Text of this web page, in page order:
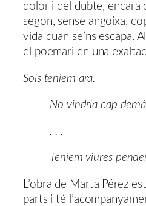
dolor i del dubte, encara
segon, sense angoixa,
vida quan se’ns escapa.
el poemari en una
Sols teníem ara.
No vindria cap
. . .
Teníem viures
L’obra de Marta Pérez
parts i té